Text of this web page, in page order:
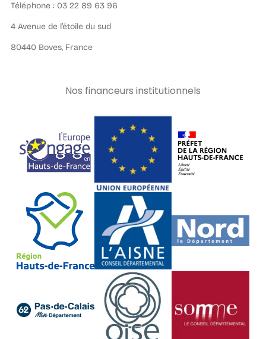
Téléphone : 03 22 89 63 96
4 Avenue de l’étoile du sud
80440 Boves, France
Nos financeurs institutionnels